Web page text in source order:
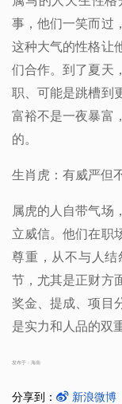
事，他们一笑而过
这种大气的性格让
们合作。到了夏天
职、可能是跳槽到
富裕不是一夜暴富
的。
生肖虎：有威严但
属虎的人自带气场
立威信。他们在职
尊重，从不与人
节，尤其是正财方
奖金、提成、项目
是实力和人品的双
发布于：海南
分享到： 新浪微博